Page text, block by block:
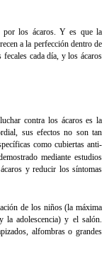
por los ácaros. Y es que la
a la perfección dentro de
cada día, y los ácaros
contra los ácaros es la
sus efectos no son tan
como cubiertas anti-
mediante estudios
y reducir los síntomas
de los niños (la máxima
la adolescencia) y el salón.
alfombras o grandes